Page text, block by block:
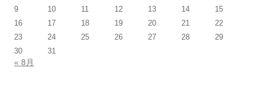
9
10 11 12 13 14
15
16
17 18 19 20 21
22
23
24 25 26 27 28
29
30
31
« 8月